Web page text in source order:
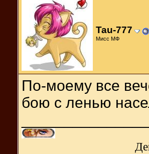
Tau-777
Мисс МФ
По-моему все
бою с ленью